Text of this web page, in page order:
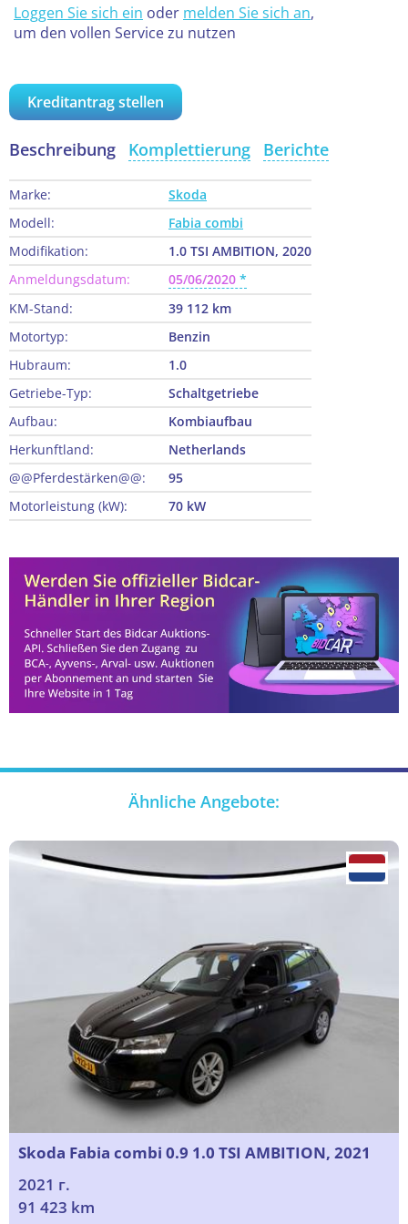
Loggen Sie sich ein oder melden Sie sich an,
um den vollen Service zu nutzen
Kreditantrag stellen
Beschreibung Komplettierung Berichte
Marke:
Skoda
Modell:
Fabia combi
Modifikation:
1.0 TSI AMBITION, 2020
Anmeldungsdatum:
05/06/2020
KM-Stand:
39 112 km
Motortyp:
Benzin
Hubraum:
1.0
Getriebe-Typ:
Schaltgetriebe
Aufbau:
Kombiaufbau
Herkunftland:
Netherlands
@@Pferdestärken@@:
95
Motorleistung (kW):
70 kW
Ähnliche Angebote:
Skoda Fabia combi 0.9 1.0 TSI AMBITION, 2021
2021 г.
91 423 km